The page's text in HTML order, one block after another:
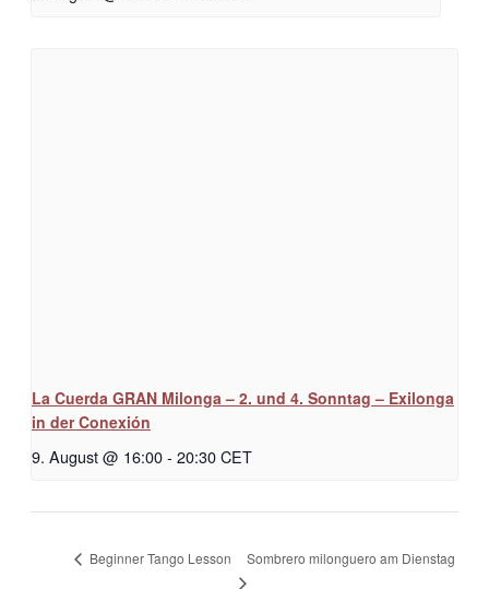
La Cuerda GRAN Milonga – 2. und 4. Sonntag – Exilonga
in der Conexión
9. August @ 16:00- 20:30CET
Beginner Tango Lesson Sombrero milonguero am Dienstag